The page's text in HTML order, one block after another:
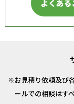
よくあ
お見積り依頼及び
ールでの相談はす